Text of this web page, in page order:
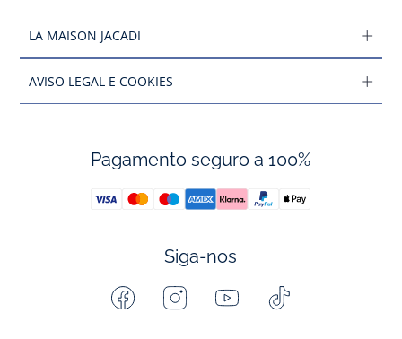
LA MAISON JACADI
AVISO LEGAL E COOKIES
Pagamento seguro a 100%
Siga-nos
FacebookInstagramYoutube